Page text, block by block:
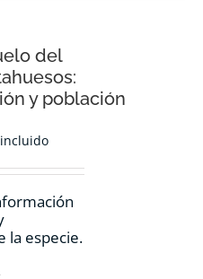
del
y población
incluido
la especie.